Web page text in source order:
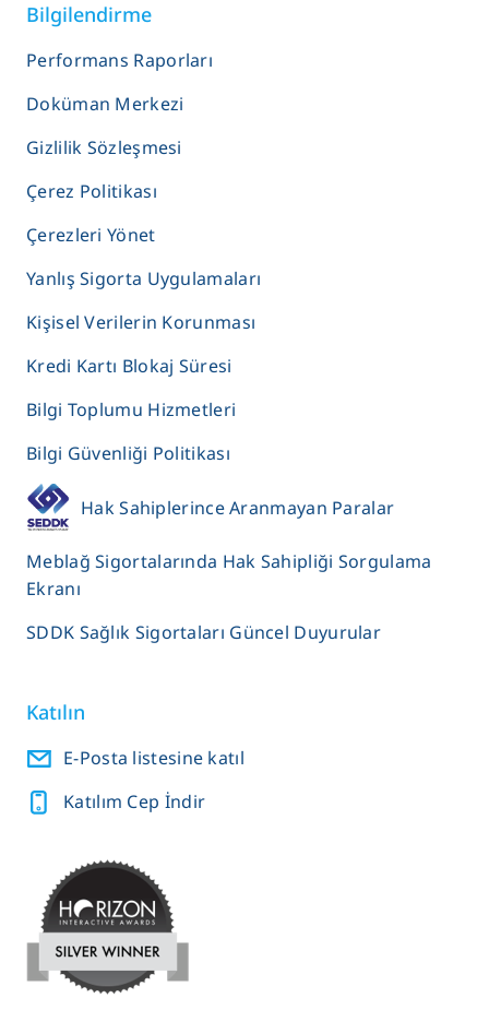
Bilgilendirme
Performans Raporları
Doküman Merkezi
Gizlilik Sözleşmesi
Çerez Politikası
Çerezleri Yönet
Yanlış Sigorta Uygulamaları
Kişisel Verilerin Korunması
Kredi Kartı Blokaj Süresi
Bilgi Toplumu Hizmetleri
Bilgi Güvenliği Politikası
Hak Sahiplerince Aranmayan Paralar
Meblağ Sigortalarında Hak Sahipliği Sorgulama
Ekranı
SDDK Sağlık Sigortaları Güncel Duyurular
Katılın
E-Posta listesine katıl
Katılım Cep İndir